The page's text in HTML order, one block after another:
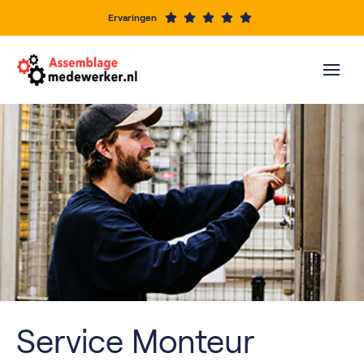
Ervaringen
Service Monteur